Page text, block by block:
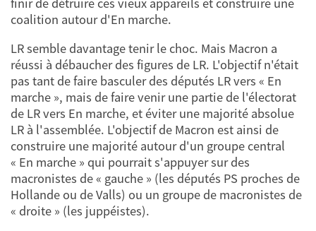
coalition autour d'En marche.
LR semble davantage tenir le choc. Mais Macron a
réussi à débaucher des figures de LR. L'objectif n'était
pas tant de faire basculer des députés LR vers « En
marche », mais de faire venir une partie de l'électorat
de LR vers En marche, et éviter une majorité absolue
LR à l'assemblée. L'objectif de Macron est ainsi de
construire une majorité autour d'un groupe central
« En marche » qui pourrait s'appuyer sur des
macronistes de « gauche » (les députés PS proches de
Hollande ou de Valls) ou un groupe de macronistes de
« droite » (les juppéistes).